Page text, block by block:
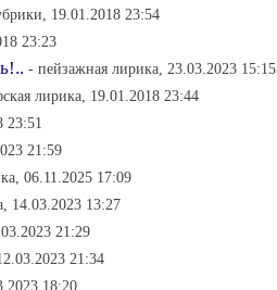
19.01.2018 23:54
23:23
- пейзажная лирика, 23.03.2023 15:15
лирика, 19.01.2018 23:44
23:51
21:59
06.11.2025 17:09
14.03.2023 13:27
21:29
21:34
18:20